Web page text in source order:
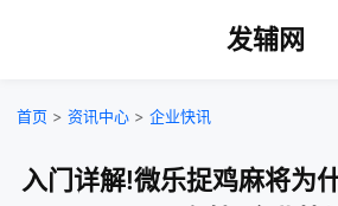
发辅网
首页 > 资讯中心 > 企业快讯
入门详解!微乐捉鸡麻将为